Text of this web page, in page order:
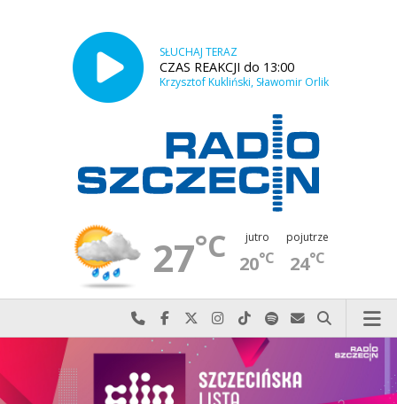
SŁUCHAJ TERAZ
CZAS REAKCJI do 13:00
Krzysztof Kukliński, Sławomir Orlik
27°C jutro
20°C
pojutrze
24°C
Najlepiej po prostu do nas zadzwoń
Odwiedź nas na Facebook-u
Odwiedź nas na X
Odwiedź nas na Instagram-ie
Odwiedź nas na TikTok-u
Szukaj nas na Spotify
Wyślij do nas
Szukaj